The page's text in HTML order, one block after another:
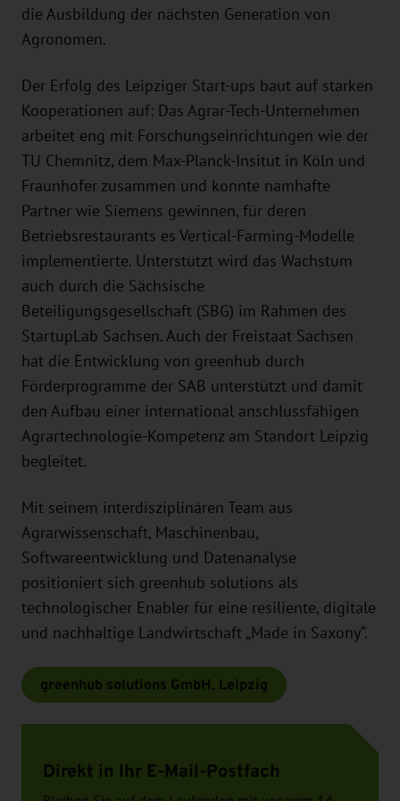
die Ausbildung der nächsten Generation von
Agronomen.
Der Erfolg des Leipziger Start-ups baut auf starken
Kooperationen auf: Das Agrar-Tech-Unternehmen
arbeitet eng mit Forschungseinrichtungen wie der
TU Chemnitz, dem Max-Planck-Insitut in Köln und
Fraunhofer zusammen und konnte namhafte
Partner wie Siemens gewinnen, für deren
Betriebsrestaurants es Vertical-Farming-Modelle
implementierte. Unterstützt wird das Wachstum
auch durch die Sächsische
Beteiligungsgesellschaft (SBG) im Rahmen des
StartupLab Sachsen. Auch der Freistaat Sachsen
hat die Entwicklung von greenhub durch
Förderprogramme der SAB unterstützt und damit
den Aufbau einer international anschlussfähigen
Agrartechnologie-Kompetenz am Standort Leipzig
begleitet.
Mit seinem interdisziplinären Team aus
Agrarwissenschaft, Maschinenbau,
Softwareentwicklung und Datenanalyse
positioniert sich greenhub solutions als
technologischer Enabler für eine resiliente, digitale
und nachhaltige Landwirtschaft „Made in Saxony“.
greenhub solutions GmbH, Leipzig
Direkt in Ihr E-Mail-Postfach